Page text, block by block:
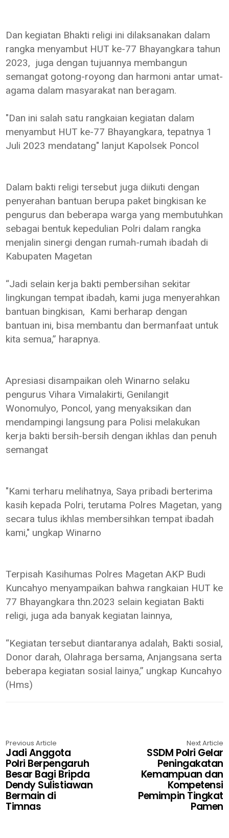
Dan kegiatan Bhakti religi ini dilaksanakan dalam
rangka menyambut HUT ke-77 Bhayangkara tahun
2023, juga dengan tujuannya membangun
semangat gotong-royong dan harmoni antar umat-
agama dalam masyarakat nan beragam.
"Dan ini salah satu rangkaian kegiatan dalam
menyambut HUT ke-77 Bhayangkara, tepatnya 1
Juli 2023 mendatang" lanjut Kapolsek Poncol
Dalam bakti religi tersebut juga diikuti dengan
penyerahan bantuan berupa paket bingkisan ke
pengurus dan beberapa warga yang membutuhkan
sebagai bentuk kepedulian Polri dalam rangka
menjalin sinergi dengan rumah-rumah ibadah di
Kabupaten Magetan
“Jadi selain kerja bakti pembersihan sekitar
lingkungan tempat ibadah, kami juga menyerahkan
bantuan bingkisan, Kami berharap dengan
bantuan ini, bisa membantu dan bermanfaat untuk
kita semua,” harapnya.
Apresiasi disampaikan oleh Winarno selaku
pengurus Vihara Vimalakirti, Genilangit
Wonomulyo, Poncol, yang menyaksikan dan
mendampingi langsung para Polisi melakukan
kerja bakti bersih-bersih dengan ikhlas dan penuh
semangat
"Kami terharu melihatnya, Saya pribadi berterima
kasih kepada Polri, terutama Polres Magetan, yang
secara tulus ikhlas membersihkan tempat ibadah
kami," ungkap Winarno
Terpisah Kasihumas Polres Magetan AKP Budi
Kuncahyo menyampaikan bahwa rangkaian HUT ke
77 Bhayangkara thn.2023 selain kegiatan Bakti
religi, juga ada banyak kegiatan lainnya,
“Kegiatan tersebut diantaranya adalah, Bakti sosial,
Donor darah, Olahraga bersama, Anjangsana serta
beberapa kegiatan sosial lainya,” ungkap Kuncahyo
(Hms)
Previous Article
Jadi Anggota
Polri Berpengaruh
Besar Bagi Bripda
Dendy Sulistiawan
Bermain di
Timnas
Next Article
SSDM Polri Gelar
Peningakatan
Kemampuan dan
Kompetensi
Pemimpin Tingkat
Pamen